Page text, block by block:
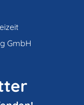
GmbH